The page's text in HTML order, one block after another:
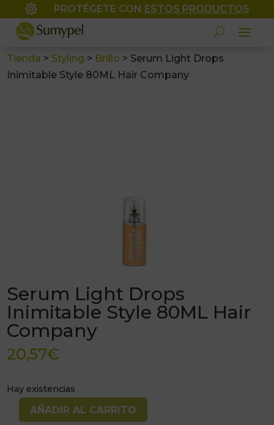
 PROTÉGETE CON ESTOS PRODUCTOS
Tienda > Styling > Brillo > Serum Light Drops
Inimitable Style 80ML Hair Company
Serum Light Drops
Inimitable Style 80ML Hair
Company
20,57€
Hay existencias
Serum
AÑADIR AL CARRITO